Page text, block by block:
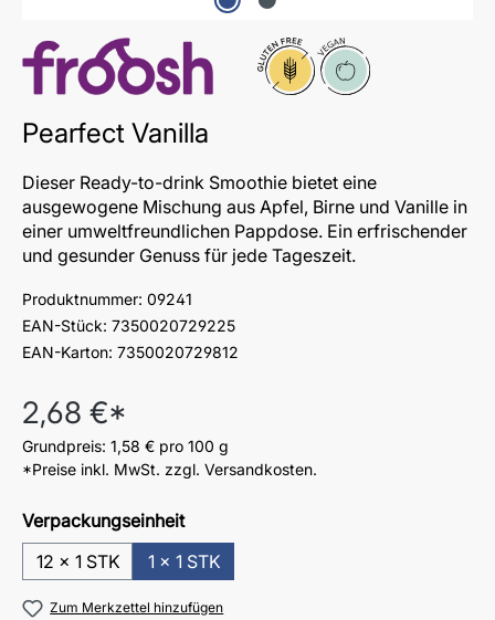
Glutenfrei
Vegan
Pearfect Vanilla
Dieser Ready-to-drink Smoothie bietet eine
ausgewogene Mischung aus Apfel, Birne und Vanille in
einer umweltfreundlichen Pappdose. Ein erfrischender
und gesunder Genuss für jede Tageszeit.
Produktnummer: 09241
EAN-Stück: 7350020729225
EAN-Karton: 7350020729812
Regulärer Preis:
2,68 €*
Grundpreis: 1,58 € pro 100 g
*Preise inkl. MwSt. zzgl. Versandkosten.
Verpackungseinheit
12 x 1 STK
1 x 1 STK
Zum Merkzettel hinzufügen